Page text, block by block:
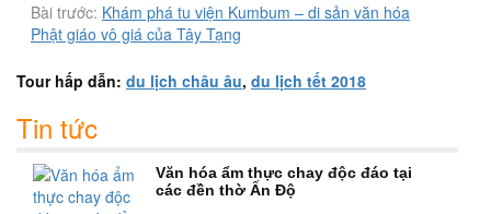
Bài trước: Khám phá tu viện Kumbum – di sản văn hóa
Phật giáo vô giá của Tây Tạng
Tour hấp dẫn: du lịch châu âu, du lịch tết 2018
Tin tức
Văn hóa ẩm thực chay độc đáo tại
các đền thờ Ấn Độ